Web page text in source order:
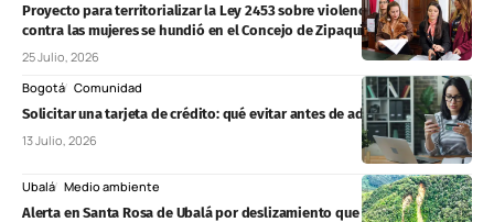
Proyecto para territorializar la Ley 2453 sobre violencia política
contra las mujeres se hundió en el Concejo de Zipaquirá
25 Julio, 2026
Bogotá Comunidad
Solicitar una tarjeta de crédito: qué evitar antes de adquirir una
13 Julio, 2026
Ubalá Medio ambiente
Alerta en Santa Rosa de Ubalá por deslizamiento que amenaza con